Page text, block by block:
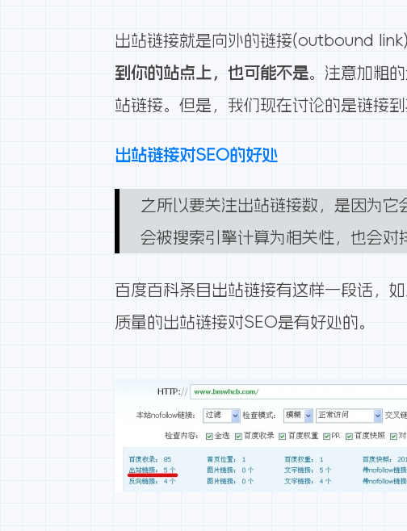
出站链接就是向外的链接(outbound
到你的站点上，也可能不是。注意加粗
站链接。但是，我们现在讨论的是链接到
出站链接对SEO的好处
之所以要关注出站链接数，是因为
会被搜索引擎计算为相关性，也会对
百度百科条目 出站链接有这样一段话，
质量的出站链接对SEO是有好处的。